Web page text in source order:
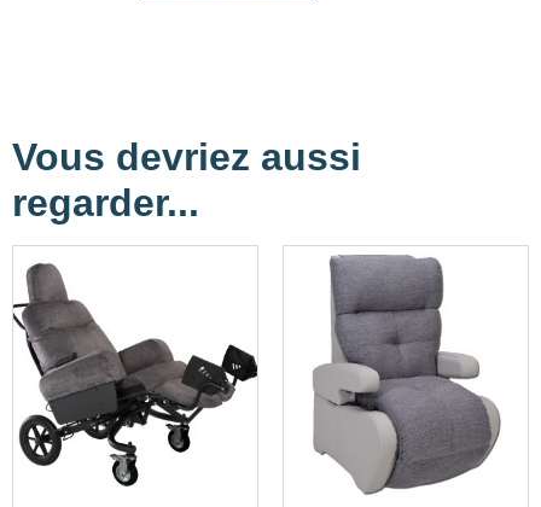
Vous devriez aussi
regarder...